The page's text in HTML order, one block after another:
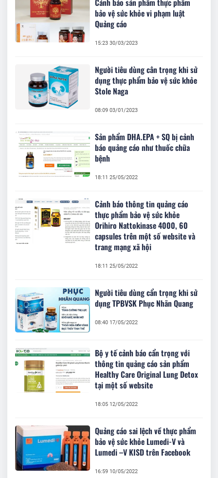
Cảnh báo sản phẩm thực phẩm
bảo vệ sức khỏe vi phạm luật
Quảng cáo
15:23 30/03/2023
Người tiêu dùng cân trọng khi sử
dụng thực phẩm bảo vệ sức khỏe
Stole Naga
08:09 03/01/2023
Sản phẩm DHA.EPA + SQ bị cảnh
báo quảng cáo như thuốc chữa
bệnh
18:11 25/05/2022
Cảnh báo thông tin quảng cáo
thực phẩm bảo vệ sức khỏe
Orihiro Nattokinase 4000, 60
capsules trên một số website và
trang mạng xã hội
18:11 25/05/2022
Người tiêu dùng cẩn trọng khi sử
dụng TPBVSK Phục Nhãn Quang
08:40 17/05/2022
Bộ y tế cảnh báo cẩn trọng với
thông tin quảng cáo sản phẩm
Healthy Care Original Lung Detox
tại một số website
18:05 12/05/2022
Quảng cáo sai lệch về thực phẩm
bảo vệ sức khỏe Lumedi-V và
Lumedi –V KISD trên Facebook
16:59 10/05/2022